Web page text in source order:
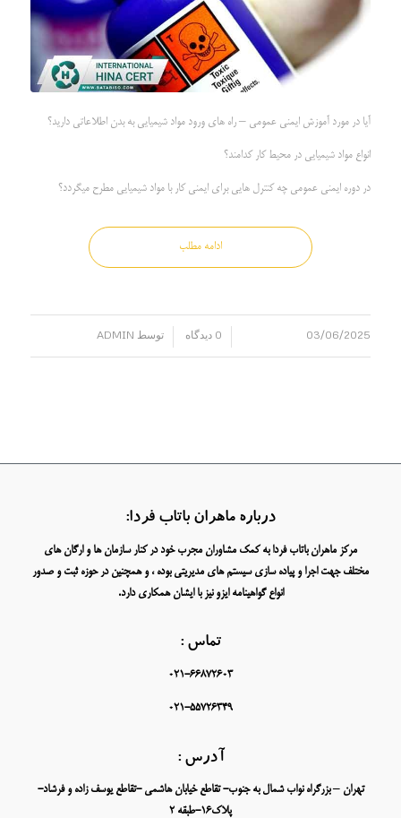
آیا در مورد آموزش ایمنی عمومی – راه های ورود مواد شیمیایی به بدن اطلاعاتی دارید؟
انواع مواد شیمیایی در محیط کار کدامند؟
در دوره ایمنی عمومی چه کنترل هایی برای ایمنی کار با مواد شیمیایی مطرح میگردد؟
ادامه مطلب
03/06/2025 0 دیدگاه توسط ADMIN
درباره ماهران باتاب فردا:
مرکز ماهران باتاب فردا به کمک مشاوران مجرب خود در کنار سازمان ها و ارگان های
مختلف جهت اجرا و پیاده سازی سیستم های مدیریتی بوده ، و همچنین در حوزه ثبت و صدور
انواع گواهینامه ایزو نیز با ایشان همکاری دارد.
تماس :
021-66872603
021-55726349
آدرس :
تهران – بزرگراه نواب شمال به جنوب- تقاطع خیابان هاشمی -تقاطع یوسف زاده و فرشاد-
پلاک16-طبقه 2